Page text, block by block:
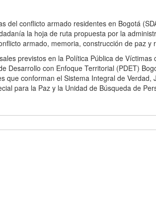
del conflicto armado residentes en Bogotá
la hoja de ruta propuesta por la
armado, memoria, construcción de paz y
previstos en la Política Pública de Víctimas
Desarrollo con Enfoque Territorial (PDET)
conforman el Sistema Integral de Verdad,
para la Paz y la Unidad de Búsqueda de